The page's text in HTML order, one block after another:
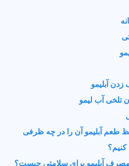
آبلیمو
تلخی آب لیمو
طعم آبلیمو آن را در چه ظرفی
کنیم؟
مصرف آبلیمو برای سلامتی چیست؟